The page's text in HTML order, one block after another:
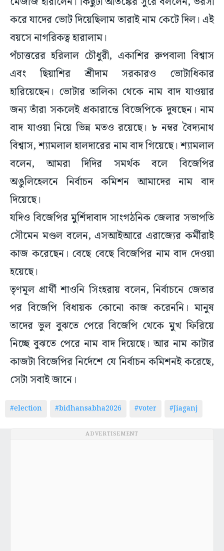
করে যাদের ভোট দিয়েছিলাম তারাই নাম কেটে দিল। এই
বয়সে নাগরিকত্ব হারালাম।
পঁচাত্তরের হরিলাল চৌধুরী, একাশির রুপবালা বিশ্বাস
এবং ছিয়াশির শ্রীদাম সরকারও ভোটাধিকার
হারিয়েছেন। ভোটার তালিকা থেকে নাম বাদ যাওয়ার
জন্য তাঁরা সকলেই প্রকারান্তে বিজেপিকে দুষছেন। নাম
বাদ যাওয়া নিয়ে ভিন্ন মতও রয়েছে। ৮ নম্বর বৈদ্যনাথ
বিশ্বাস, শ্যামলাল হালদারের নাম বাদ গিয়েছে। শ্যামলাল
বলেন, আমরা দিদির সমর্থক বলে বিজেপির
অঙুলিহেলনে নির্বাচন কমিশন আমাদের নাম বাদ
দিয়েছে।
যদিও বিজেপির মুর্শিদাবাদ সাংগঠনিক জেলার সভাপতি
সৌমেন মণ্ডল বলেন, এসআইআরে এরাজ্যের কর্মীরাই
কাজ করেছেন। বেছে বেছে বিজেপির নাম বাদ দেওয়া
হয়েছে।
তৃণমূল প্রার্থী শাওনি সিংহরায় বলেন, নির্বাচনে জেতার
পর বিজেপি বিধায়ক কোনো কাজ করেননি। মানুষ
তাদের ভুল বুঝতে পেরে বিজেপি থেকে মুখ ফিরিয়ে
নিচ্ছে বুঝতে পেরে নাম বাদ দিয়েছে। আর নাম কাটার
কাজটা বিজেপির নির্দেশে যে নির্বাচন কমিশনই করেছে,
সেটা সবাই জানে।
#election #bidhansabha2026 #voter #Jiaganj
ADVERTISEMENT